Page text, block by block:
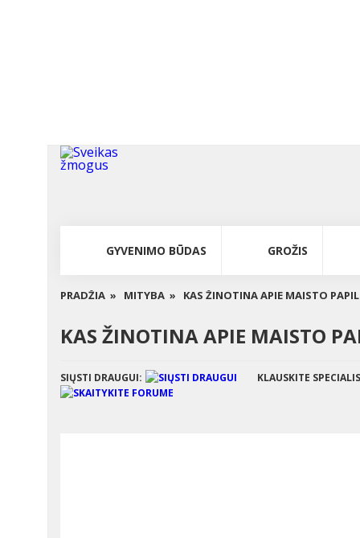
GYVENIMO BŪDAS GROŽIS
PRADŽIA » MITYBA » KAS ŽINOTINA APIE MAISTO
KAS ŽINOTINA APIE MAISTO
SIŲSTI DRAUGUI: KLAUSKITE